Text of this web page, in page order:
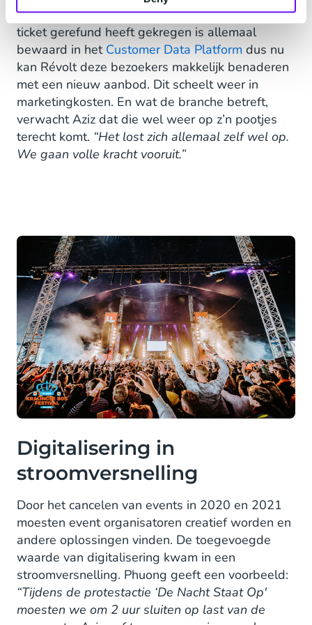
liggen. Dat is zeker een voordeel."Wie welk
ticket gerefund heeft gekregen is allemaal
bewaard in het Customer Data Platform dus nu
kan Révolt deze bezoekers makkelijk benaderen
met een nieuw aanbod. Dit scheelt weer in
marketingkosten. En wat de branche betreft,
verwacht Aziz dat die wel weer op z’n pootjes
terecht komt. “Het lost zich allemaal zelf wel op.
We gaan volle kracht vooruit.”
Digitalisering in
stroomversnelling
Door het cancelen van events in 2020 en 2021
moesten event organisatoren creatief worden en
andere oplossingen vinden. De toegevoegde
waarde van digitalisering kwam in een
stroomversnelling. Phuong geeft een voorbeeld:
“Tijdens de protestactie ‘De Nacht Staat Op'
moesten we om 2 uur sluiten op last van de